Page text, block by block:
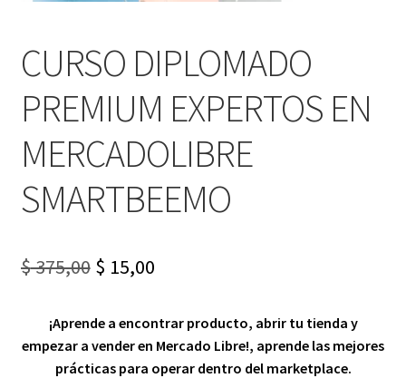
CURSO DIPLOMADO
PREMIUM EXPERTOS EN
MERCADOLIBRE
SMARTBEEMO
$375,00 Original
was:
$ 375,00.
$ 15,00Current
is:
$ 15,00.
¡Aprende a encontrar producto, abrir tu tienda y
empezar a vender en Mercado Libre!, aprende las mejores
prácticas para operar dentro del marketplace.